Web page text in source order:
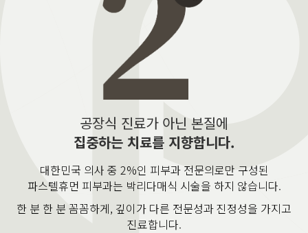
공장식 진료가 아닌 본질에
집중하는 치료를 지향합니다.
대한민국 의사 중 2%인 피부과 전문의로만 구성된
파스텔휴먼 피부과는 박리다매식 시술을 하지 않습니다.
한 분 한 분 꼼꼼하게, 깊이가 다른 전문성과 진정성을 가지고
진료합니다.